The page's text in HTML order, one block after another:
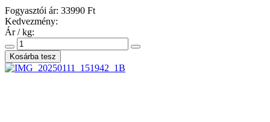
Fogyasztói ár: 33990 Ft
Kedvezmény:
Ár / kg: